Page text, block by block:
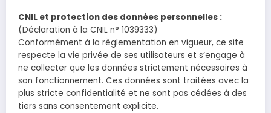
CNIL et protection des données personnelles :
(Déclaration à la CNIL n° 1039333)
Conformément à la règlementation en vigueur, ce site
respecte la vie privée de ses utilisateurs et s’engage à
ne collecter que les données strictement nécessaires à
son fonctionnement. Ces données sont traitées avec la
plus stricte confidentialité et ne sont pas cédées à des
tiers sans consentement explicite.